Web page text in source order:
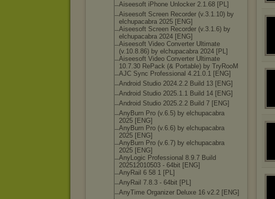
Aiseesoft iPhone Unlocker 2.1.68 [PL]
Aiseesoft Screen Recorder (v.3.1.10) by
elchupacabra 2025 [ENG]
Aiseesoft Screen Recorder (v.3.1.6) by
elchupacabra 2024 [ENG]
Aiseesoft Video Converter Ultimate
(v.10.8.86) by elchupacabra 2024 [PL]
Aiseesoft Video Converter Ultimate
10.7.30 RePack (& Portable) by TryRooM
AJC Sync Professional 4.21.0.1 [ENG]
Android Studio 2024.2.2 Build 13 [ENG]
Android Studio 2025.1.1 Build 14 [ENG]
Android Studio 2025.2.2 Build 7 [ENG]
AnyBurn Pro (v.6.5) by elchupacabra
2025 [ENG]
AnyBurn Pro (v.6.6) by elchupacabra
2025 [ENG]
AnyBurn Pro (v.6.7) by elchupacabra
2025 [ENG]
AnyLogic Professional 8.9.7 Build
202512010503 - 64bit [ENG]
AnyRail 6 58 1 [PL]
AnyRail 7.8.3 - 64bit [PL]
AnyTime Organizer Deluxe 16 v2.2 [ENG]